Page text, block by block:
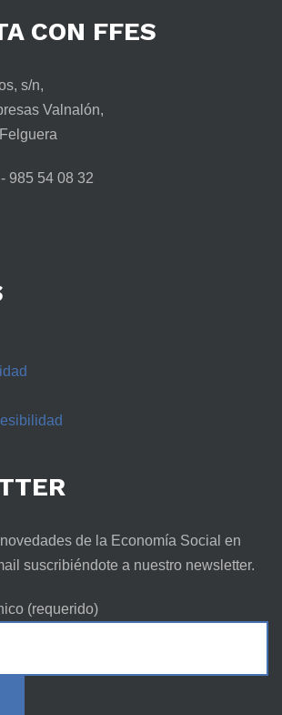
CON FFES
s/n,
Valnalón,
985 54 08 32
de la Economía Social en
suscribiéndote a nuestro newsletter.
(requerido)